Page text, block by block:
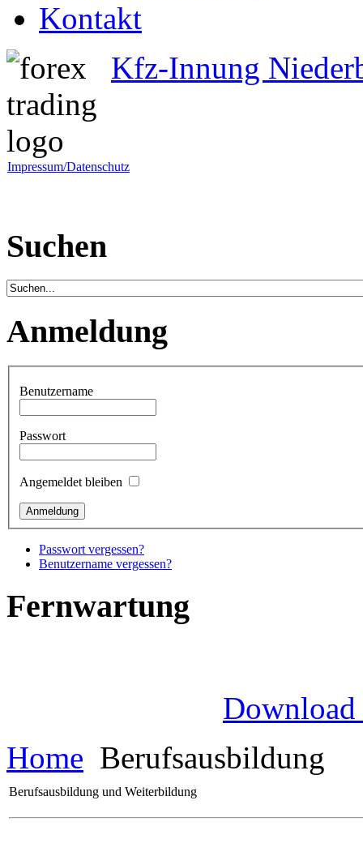
Kontakt
Kfz-Innung
Impressum/Datenschutz
Suchen
Anmeldung
Benutzername
Passwort
Angemeldet bleiben
Passwort vergessen?
Benutzername vergessen?
Fernwartung
Download
Home Berufsausbildung
Berufsausbildung und Weiterbildung